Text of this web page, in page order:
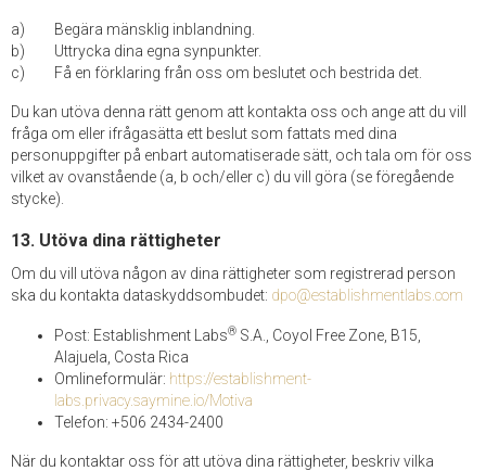
Begära mänsklig inblandning.
Uttrycka dina egna synpunkter.
Få en förklaring från oss om beslutet och bestrida det.
Du kan utöva denna rätt genom att kontakta oss och ange att du vill
fråga om eller ifrågasätta ett beslut som fattats med dina
personuppgifter på enbart automatiserade sätt, och tala om för oss
vilket av ovanstående (a, b och/eller c) du vill göra (se föregående
stycke).
13. Utöva dina rättigheter
Om du vill utöva någon av dina rättigheter som registrerad person
ska du kontakta dataskyddsombudet: dpo@establishmentlabs.com
Post: Establishment Labs® S.A., Coyol Free Zone, B15,
Alajuela, Costa Rica
Omlineformulär: https://establishment-
labs.privacy.saymine.io/Motiva
Telefon: +506 2434-2400
När du kontaktar oss för att utöva dina rättigheter, beskriv vilka